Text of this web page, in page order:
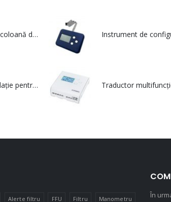
Manometru cu coloană de lichid - MM
Sistem de ventilație pentru Săli de Operații - multiCLEAN
Alerte filtru FFU Filtru Manometru În